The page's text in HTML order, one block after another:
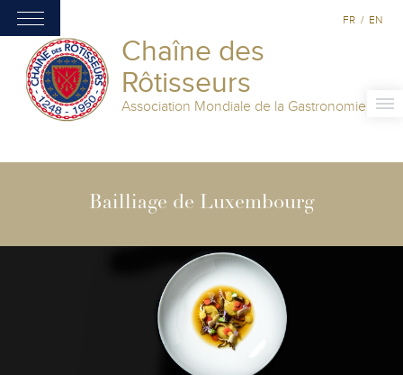
Chaîne des
Rôtisseurs
Association Mondiale de la Gastronomie
FR / EN
Bailliage de Luxembourg